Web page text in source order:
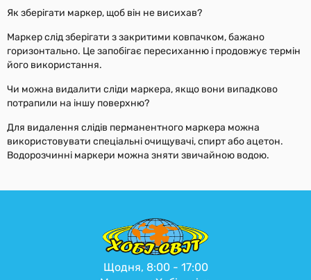
Як зберігати маркер, щоб він не висихав?
Маркер слід зберігати з закритими ковпачком, бажано
горизонтально. Це запобігає пересиханню і продовжує термін
його використання.
Чи можна видалити сліди маркера, якщо вони випадково
потрапили на іншу поверхню?
Для видалення слідів перманентного маркера можна
використовувати спеціальні очищувачі, спирт або ацетон.
Водорозчинні маркери можна зняти звичайною водою.
Щодня, 8:00 - 17:00